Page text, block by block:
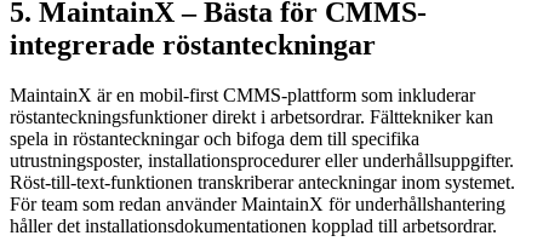
5. MaintainX – Bästa för CMMS-
integrerade röstanteckningar
MaintainX är en mobil-first CMMS-plattform som inkluderar
röstanteckningsfunktioner direkt i arbetsordrar. Fälttekniker kan
spela in röstanteckningar och bifoga dem till specifika
utrustningsposter, installationsprocedurer eller underhållsuppgifter.
Röst-till-text-funktionen transkriberar anteckningar inom systemet.
För team som redan använder MaintainX för underhållshantering
håller det installationsdokumentationen kopplad till arbetsordrar.